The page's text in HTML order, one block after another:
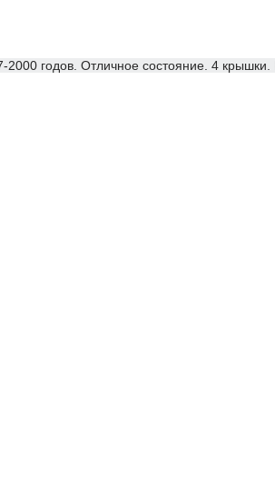
годов. Отличное состояние. 4